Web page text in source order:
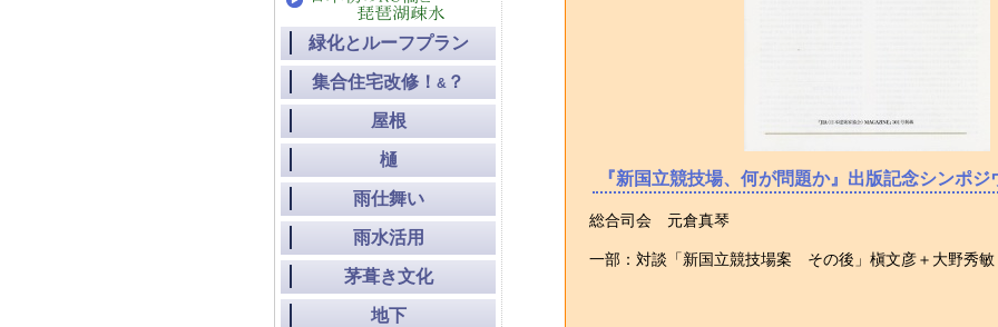
『新国立競技場、何が問題か』出版記念シンポジ
総合司会 元倉真琴
一部：対談「新国立競技場案 その後」槇文彦＋大野秀敏
緑化とルーフプラン
集合住宅改修！ & ？
屋根
樋
雨仕舞い
雨水活用
茅葺き文化
地下